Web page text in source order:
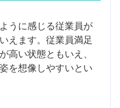
うに感じる従業員が
えます。従業員満足
高い状態ともいえ、
を想像しやすいとい